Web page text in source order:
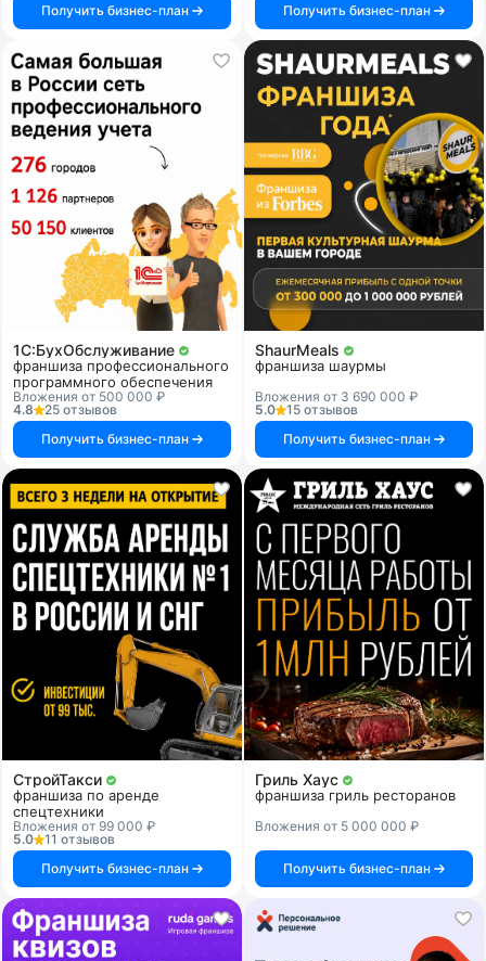
Получить бизнес-план
Получить бизнес-план
1C:БухОбслуживание
франшиза профессионального
программного обеспечения
Вложения от 500 000 ₽
4.8
25 отзывов
Получить бизнес-план
ShaurMeals
франшиза шаурмы
Вложения от 3 690 000 ₽
5.0
15 отзывов
Получить бизнес-план
СтройТакси
франшиза по аренде
спецтехники
Вложения от 99 000 ₽
5.0
11 отзывов
Получить бизнес-план
Гриль Хаус
франшиза гриль ресторанов
Вложения от 5 000 000 ₽
Получить бизнес-план